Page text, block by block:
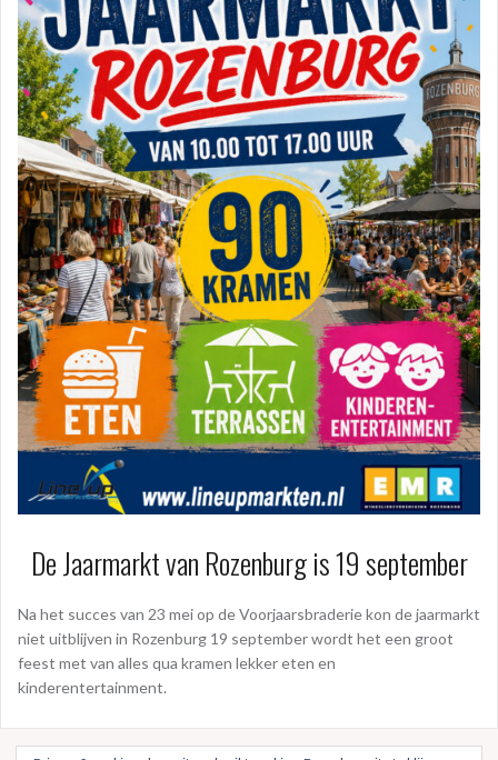
De Jaarmarkt van Rozenburg is 19 september
Na het succes van 23 mei op de Voorjaarsbraderie kon de jaarmarkt
niet uitblijven in Rozenburg 19 september wordt het een groot
feest met van alles qua kramen lekker eten en
kinderentertainment.